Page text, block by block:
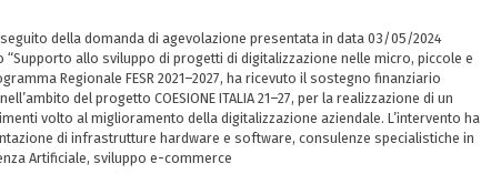
a seguito della domanda di agevolazione presentata in data 03/05/2024
“Supporto allo sviluppo di progetti di digitalizzazione nelle micro, piccole e
Regionale FESR 2021–2027, ha ricevuto il sostegno finanziario
del progetto COESIONE ITALIA 21–27, per la realizzazione di un
volto al miglioramento della digitalizzazione aziendale. L’intervento ha
di infrastrutture hardware e software, consulenze specialistiche in
Artificiale, sviluppo e-commerce